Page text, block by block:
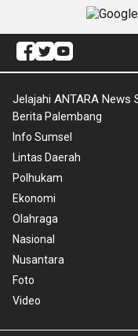
Jelajahi ANTARA News
Berita Palembang
Info Sumsel
Lintas Daerah
Polhukam
Ekonomi
Olahraga
Nasional
Nusantara
Foto
Video